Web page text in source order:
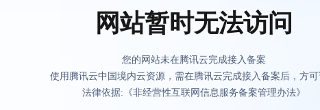
网站暂时无法访问
您的网站未在腾讯云完成接入备案
使用腾讯云中国境内云资源，需在腾讯云完成接入备案后，方
法律依据:《非经营性互联网信息服务备案管理办法》